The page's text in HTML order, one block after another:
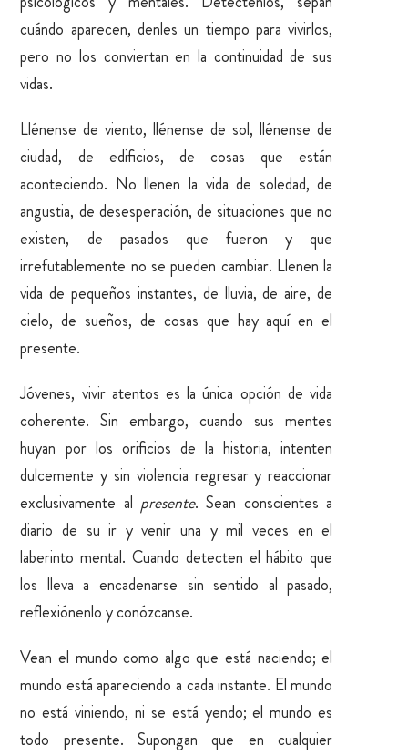
cuándo aparecen, denles un tiempo para vivirlos,
pero no los conviertan en la continuidad de sus
vidas.
Llénense de viento, llénense de sol, llénense de
ciudad, de edificios, de cosas que están
aconteciendo. No llenen la vida de soledad, de
angustia, de desesperación, de situaciones que no
existen, de pasados que fueron y que
irrefutablemente no se pueden cambiar. Llenen la
vida de pequeños instantes, de lluvia, de aire, de
cielo, de sueños, de cosas que hay aquí en el
presente.
Jóvenes, vivir atentos es la única opción de vida
coherente. Sin embargo, cuando sus mentes
huyan por los orificios de la historia, intenten
dulcemente y sin violencia regresar y reaccionar
exclusivamente al presente. Sean conscientes a
diario de su ir y venir una y mil veces en el
laberinto mental. Cuando detecten el hábito que
los lleva a encadenarse sin sentido al pasado,
reflexiónenlo y conózcanse.
Vean el mundo como algo que está naciendo; el
mundo está apareciendo a cada instante. El mundo
no está viniendo, ni se está yendo; el mundo es
todo presente. Supongan que en cualquier